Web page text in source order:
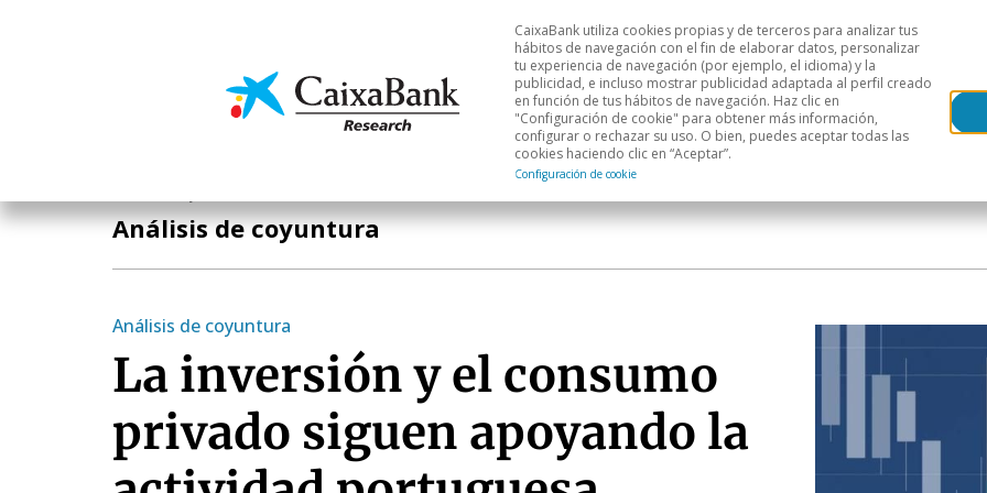
Economía y mercados Análisis sectorial Áreas geográficas
CaixaBank utiliza cookies propias y de terceros para analizar tus
hábitos de navegación con el fin de elaborar datos, personalizar
tu experiencia de navegación (por ejemplo, el idioma) y la
publicidad, e incluso mostrar publicidad adaptada al perfil creado
en función de tus hábitos de navegación. Haz clic en
"Configuración de cookie" para obtener más información,
configurar o rechazar su uso. O bien, puedes aceptar todas las
cookies haciendo clic en “Aceptar”.
Configuración de cookie
Análisis de coyuntura
Análisis de coyuntura
La inversión y el consumo
privado siguen apoyando la